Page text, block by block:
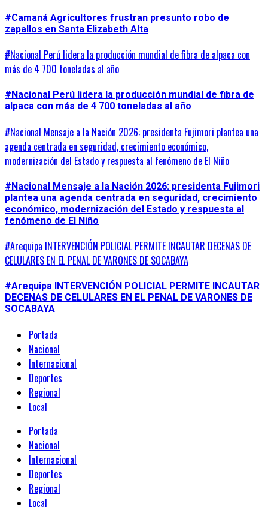
#Camaná Agricultores frustran presunto robo de
zapallos en Santa Elizabeth Alta
#Nacional Perú lidera la producción mundial de fibra de alpaca con
más de 4 700 toneladas al año
#Nacional Perú lidera la producción mundial de fibra de
alpaca con más de 4 700 toneladas al año
#Nacional Mensaje a la Nación 2026: presidenta Fujimori plantea una
agenda centrada en seguridad, crecimiento económico,
modernización del Estado y respuesta al fenómeno de El Niño
#Nacional Mensaje a la Nación 2026: presidenta Fujimori
plantea una agenda centrada en seguridad, crecimiento
económico, modernización del Estado y respuesta al
fenómeno de El Niño
#Arequipa INTERVENCIÓN POLICIAL PERMITE INCAUTAR DECENAS DE
CELULARES EN EL PENAL DE VARONES DE SOCABAYA
#Arequipa INTERVENCIÓN POLICIAL PERMITE INCAUTAR
DECENAS DE CELULARES EN EL PENAL DE VARONES DE
SOCABAYA
Portada
Nacional
Internacional
Deportes
Regional
Local
Portada
Nacional
Internacional
Deportes
Regional
Local